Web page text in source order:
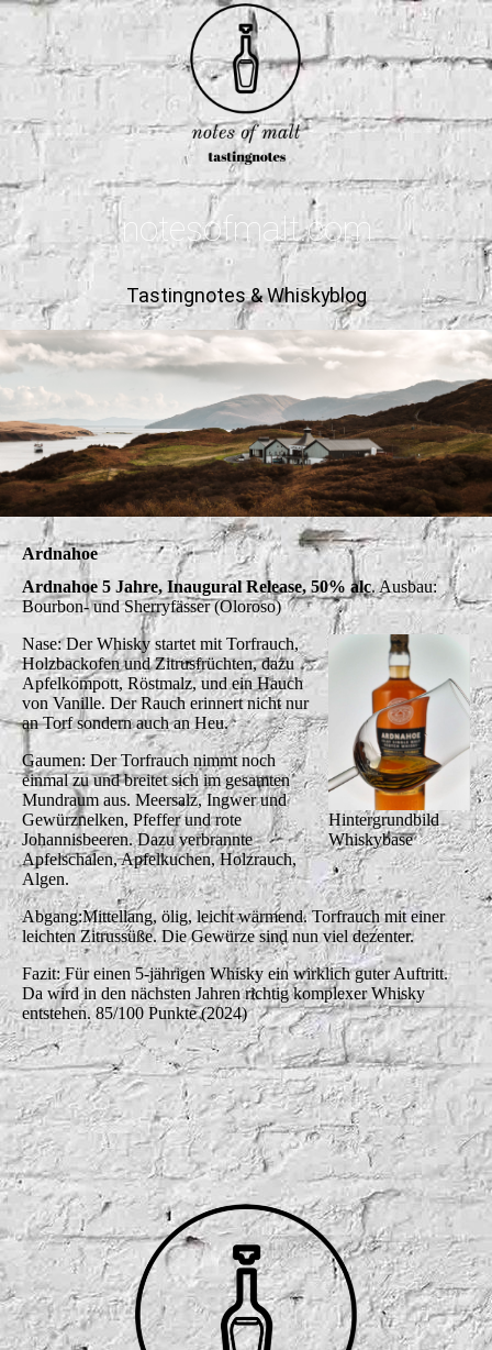
notesofmalt.com
Tastingnotes & Whiskyblog
Ardnahoe
Ardnahoe 5 Jahre, Inaugural Release, 50% alc. Ausbau:
Bourbon- und Sherryfässer (Oloroso)
Hintergrundbild
Whiskybase
Nase: Der Whisky startet mit Torfrauch,
Holzbackofen und Zitrusfrüchten, dazu
Apfelkompott, Röstmalz, und ein Hauch
von Vanille. Der Rauch erinnert nicht nur
an Torf sondern auch an Heu.
Gaumen: Der Torfrauch nimmt noch
einmal zu und breitet sich im gesamten
Mundraum aus. Meersalz, Ingwer und
Gewürznelken, Pfeffer und rote
Johannisbeeren. Dazu verbrannte
Apfelschalen, Apfelkuchen, Holzrauch,
Algen.
Abgang:Mittellang, ölig, leicht wärmend. Torfrauch mit einer
leichten Zitrussüße. Die Gewürze sind nun viel dezenter.
Fazit: Für einen 5-jährigen Whisky ein wirklich guter Auftritt.
Da wird in den nächsten Jahren richtig komplexer Whisky
entstehen. 85/100 Punkte (2024)